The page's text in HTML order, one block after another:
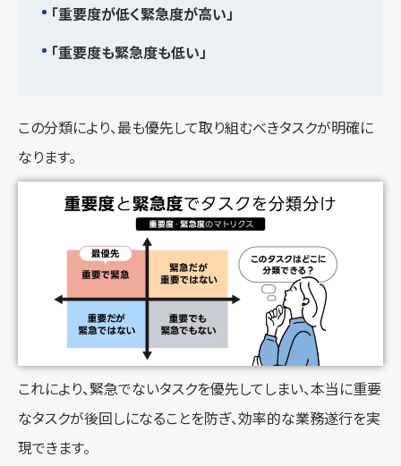
「重要度が低く緊急度が高い」
「重要度も緊急度も低い」
この分類により、最も優先して取り組むべきタスクが明確に
なります。
これにより、緊急でないタスクを優先してしまい、本当に重要
なタスクが後回しになることを防ぎ、効率的な業務遂行を実
現できます。